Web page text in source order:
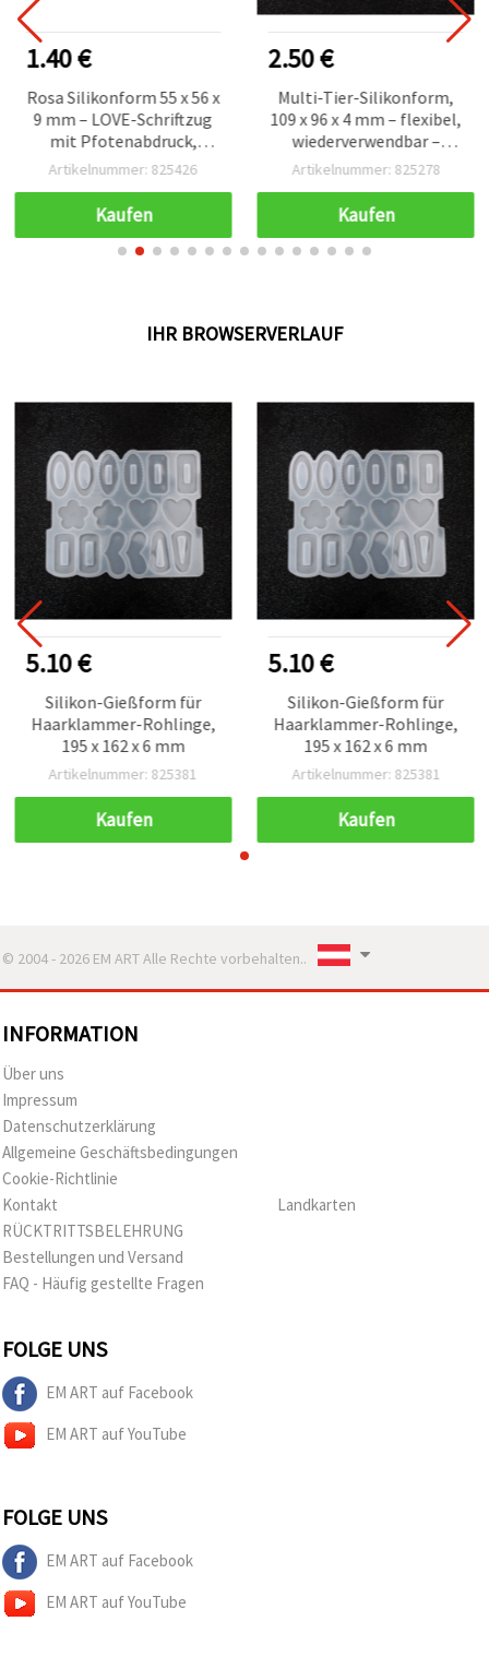
1.40 €
Rosa Silikonform 55 x 56 x
9 mm – LOVE-Schriftzug
mit Pfotenabdruck,
rechteckig, Tiermotiv –
Tortendeko, Harz
(Epoxidharz),
Modelliermasse (Polymer
Artikelnummer: 825426
Kaufen
2.50 €
Multi-Tier-Silikonform,
109 x 96 x 4 mm – flexibel,
wiederverwendbar –
Tiermotive für Resin,
Polymer Clay und DIY-
Basteln – sortiert
(gemischt)
Artikelnummer: 825278
Kaufen
IHR BROWSERVERLAUF
5.10 €
Silikon-Gießform für
Haarklammer-Rohlinge,
195 x 162 x 6 mm
Artikelnummer: 825381
Kaufen
5.10 €
Silikon-Gießform für
Haarklammer-Rohlinge,
195 x 162 x 6 mm
Artikelnummer: 825381
Kaufen
© 2004 - 2026 EM ART Alle Rechte vorbehalten..
INFORMATION
Über uns
Impressum
Datenschutzerklärung
Allgemeine Geschäftsbedingungen
Cookie-Richtlinie
Kontakt
RÜCKTRITTSBELEHRUNG
Bestellungen und Versand
FAQ - Häufig gestellte Fragen
Landkarten
FOLGE UNS
EM ART auf Facebook
EM ART auf YouTube
FOLGE UNS
EM ART auf Facebook
EM ART auf YouTube